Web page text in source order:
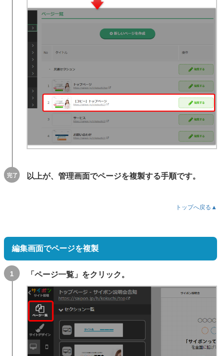
以上が、管理画面でページを複製する手順です。
トップへ戻る▲
編集画面でページを複製
「ページ一覧」をクリック。